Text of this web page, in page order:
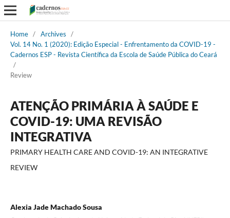
Home / Archives
/
Vol. 14 No. 1 (2020): Edição Especial - Enfrentamento da COVID-19 -
Cadernos ESP - Revista Cientí­fica da Escola de Saúde Pública do Ceará
/
Review
ATENÇÃO PRIMÁRIA À SAÚDE E
COVID-19: UMA REVISÃO
INTEGRATIVA
PRIMARY HEALTH CARE AND COVID-19: AN INTEGRATIVE
REVIEW
Alexia Jade Machado Sousa